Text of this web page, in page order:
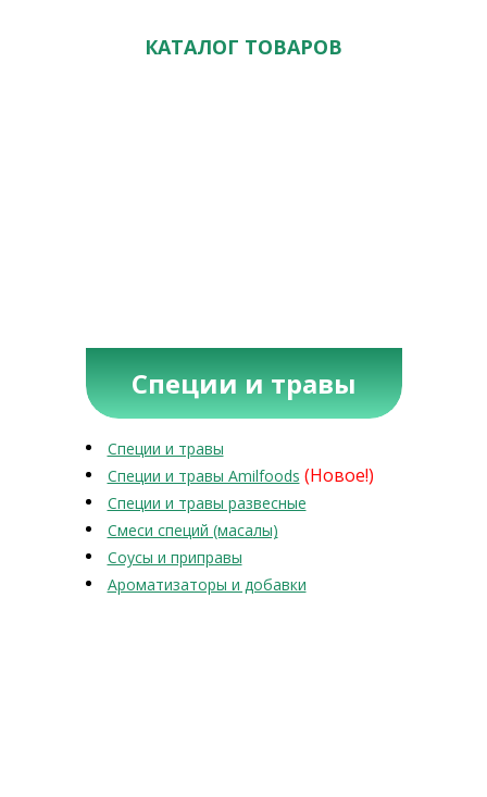
КАТАЛОГ ТОВАРОВ
Специи и травы
Специи и травы
Специи и травы Amilfoods (Новое!)
Специи и травы развесные
Смеси специй (масалы)
Соусы и приправы
Ароматизаторы и добавки